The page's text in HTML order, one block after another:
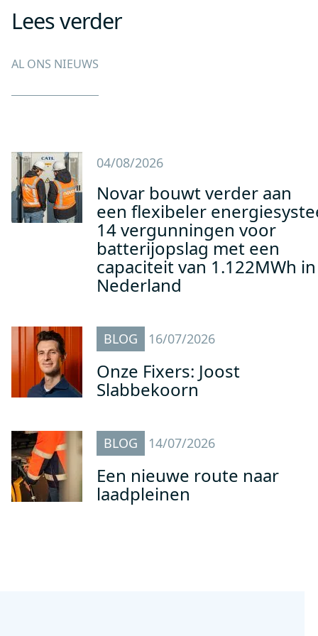
Lees verder
AL ONS NIEUWS
04/08/2026
Novar bouwt verder aan
een flexibeler
14 vergunningen voor
batterijopslag met een
capaciteit van 1.122MWh in
Nederland
BLOG 16/07/2026
Onze Fixers: Joost
Slabbekoorn
BLOG 14/07/2026
Een nieuwe route naar
laadpleinen